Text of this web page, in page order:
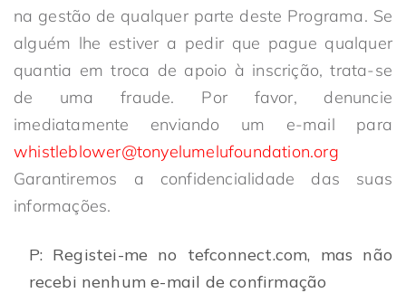
na gestão de qualquer parte deste Programa. Se
alguém lhe estiver a pedir que pague qualquer
quantia em troca de apoio à inscrição, trata-se
de uma fraude. Por favor, denuncie
imediatamente enviando um e-mail para
whistleblower@tonyelumelufoundation.org
Garantiremos a confidencialidade das suas
informações.
P: Registei-me no tefconnect.com, mas não
recebi nenhum e-mail de confirmação